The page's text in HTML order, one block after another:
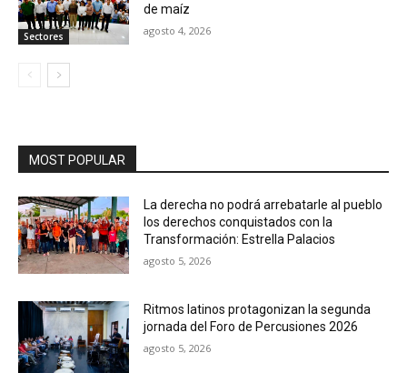
Sectores
de maíz
agosto 4, 2026
MOST POPULAR
La derecha no podrá arrebatarle al pueblo
los derechos conquistados con la
Transformación: Estrella Palacios
agosto 5, 2026
Ritmos latinos protagonizan la segunda
jornada del Foro de Percusiones 2026
agosto 5, 2026